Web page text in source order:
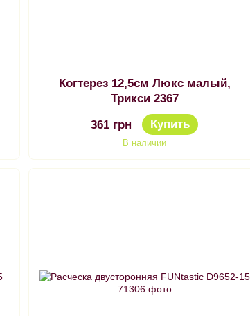
Когтерез 12,5см Люкс малый,
Трикси 2367
361 грн Купить
В наличии